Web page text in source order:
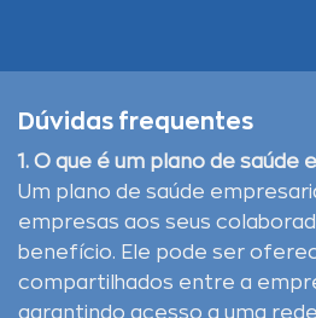
Dúvidas frequentes
1. O que é um plano de saúde
Um plano de saúde
empresas aos seus
benefício. Ele pode ser
compartilhados entre a
garantindo acesso a uma